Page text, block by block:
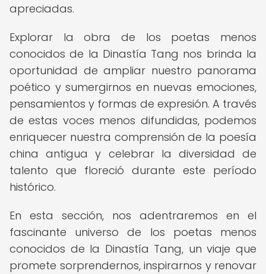
apreciadas.
Explorar la obra de los poetas menos
conocidos de la Dinastía Tang nos brinda la
oportunidad de ampliar nuestro panorama
poético y sumergirnos en nuevas emociones,
pensamientos y formas de expresión. A través
de estas voces menos difundidas, podemos
enriquecer nuestra comprensión de la poesía
china antigua y celebrar la diversidad de
talento que floreció durante este período
histórico.
En esta sección, nos adentraremos en el
fascinante universo de los poetas menos
conocidos de la Dinastía Tang, un viaje que
promete sorprendernos, inspirarnos y renovar